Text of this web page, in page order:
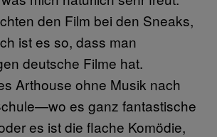
den Film bei den Sneaks,
ist es so, dass man
deutsche Filme hat.
Arthouse ohne Musik nach
es ganz fantastische
es ist die flache Komödie,